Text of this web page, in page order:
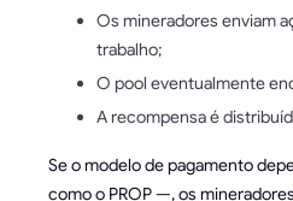
Os mineradores enviam
trabalho;
O pool eventualmente
A recompensa é
Se o modelo de pagamento
como o PROP —, os